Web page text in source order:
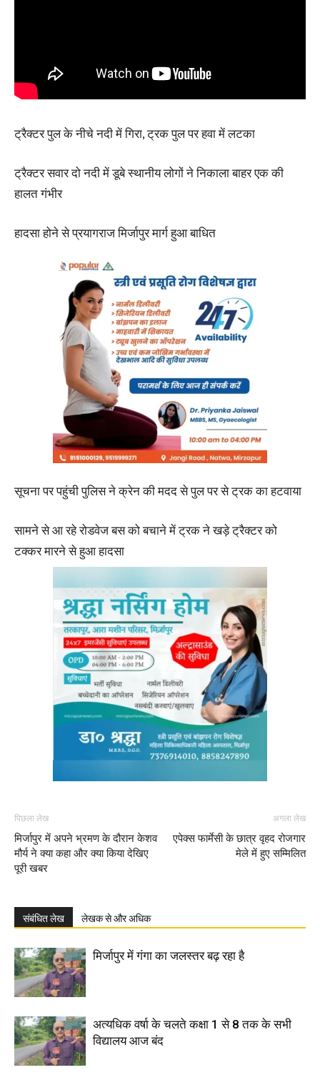
ट्रैक्टर पुल के नीचे नदी में गिरा, ट्रक पुल पर हवा में लटका
ट्रैक्टर सवार दो नदी में डूबे स्थानीय लोगों ने निकाला बाहर एक की
हालत गंभीर
हादसा होने से प्रयागराज मिर्जापुर मार्ग हुआ बाधित
सूचना पर पहुंची पुलिस ने क्रेन की मदद से पुल पर से ट्रक का हटवाया
सामने से आ रहे रोडवेज बस को बचाने में ट्रक ने खड़े ट्रैक्टर को
टक्कर मारने से हुआ हादसा
पिछला लेख
मिर्जापुर में अपने भ्रमण के दौरान केशव
मौर्य ने क्या कहा और क्या किया देखिए
पूरी खबर
अगला लेख
एपेक्स फार्मेसी के छात्र वृहद रोजगार
मेले में हुए सम्मिलित
संबंधित लेख लेखक से और अधिक
मिर्जापुर में गंगा का जलस्तर बढ़ रहा है
अत्यधिक वर्षा के चलते कक्षा 1 से 8 तक के सभी
विद्यालय आज बंद